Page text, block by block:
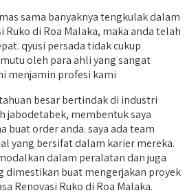
sama banyaknya tengkulak dalam
Ruko di Roa Malaka, maka anda telah
qyusi persada tidak cukup
oleh para ahli yang sangat
menjamin profesi kami
besar bertindak di industri
jabodetabek, membentuk saya
buat order anda. saya ada team
yang bersifat dalam karier mereka.
dalam peralatan dan juga
dimestikan buat mengerjakan proyek
Renovasi Ruko di Roa Malaka.